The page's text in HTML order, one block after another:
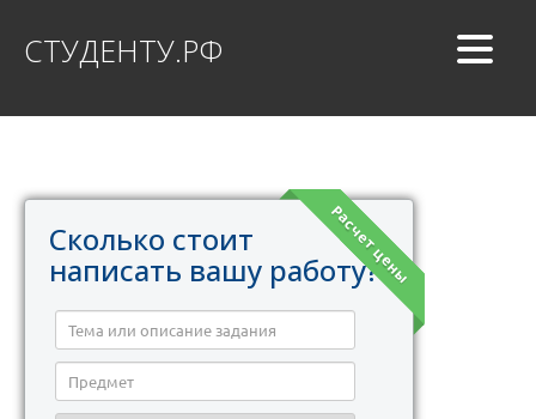
СТУДЕНТУ.РФ
Расчет цены
Сколько стоит
написать вашу работу?